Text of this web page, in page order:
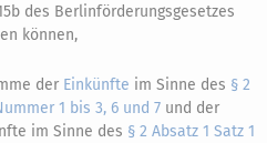
des Berlinförderungsgesetzes
können,
der Einkünfte im Sinne des § 2
1 bis 3, 6 und 7 und der
im Sinne des § 2 Absatz 1 Satz 1